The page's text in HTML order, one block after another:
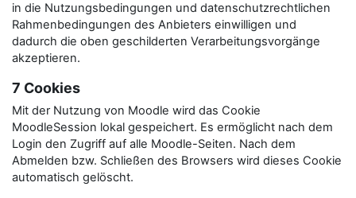
in die Nutzungsbedingungen und datenschutzrechtlichen
Rahmenbedingungen des Anbieters einwilligen und
dadurch die oben geschilderten Verarbeitungsvorgänge
akzeptieren.
7 Cookies
Mit der Nutzung von Moodle wird das Cookie
MoodleSession lokal gespeichert. Es ermöglicht nach dem
Login den Zugriff auf alle Moodle-Seiten. Nach dem
Abmelden bzw. Schließen des Browsers wird dieses Cookie
automatisch gelöscht.